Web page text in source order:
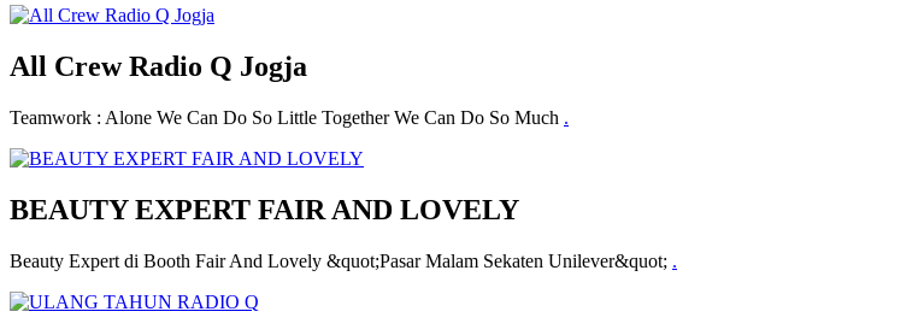
All Crew Radio Q Jogja
Teamwork : Alone We Can Do So Little Together We Can Do So Much .
BEAUTY EXPERT FAIR AND LOVELY
Beauty Expert di Booth Fair And Lovely &quot;Pasar Malam Sekaten Unilever&quot; .